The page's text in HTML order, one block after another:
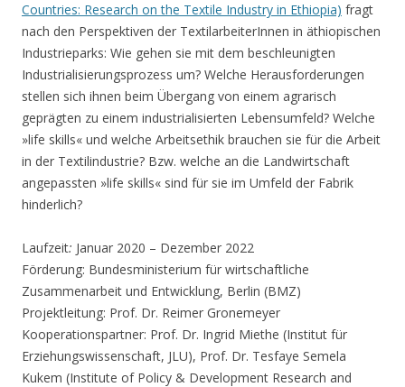
Countries: Research on the Textile Industry in Ethiopia) fragt
nach den Perspektiven der TextilarbeiterInnen in äthiopischen
Industrieparks: Wie gehen sie mit dem beschleunigten
Industrialisierungsprozess um? Welche Herausforderungen
stellen sich ihnen beim Übergang von einem agrarisch
geprägten zu einem industrialisierten Lebensumfeld? Welche
»life skills« und welche Arbeitsethik brauchen sie für die Arbeit
in der Textilindustrie? Bzw. welche an die Landwirtschaft
angepassten »life skills« sind für sie im Umfeld der Fabrik
hinderlich?
Laufzeit: Januar 2020 – Dezember 2022
Förderung: Bundesministerium für wirtschaftliche
Zusammenarbeit und Entwicklung, Berlin (BMZ)
Projektleitung: Prof. Dr. Reimer Gronemeyer
Kooperationspartner: Prof. Dr. Ingrid Miethe (Institut für
Erziehungswissenschaft, JLU), Prof. Dr. Tesfaye Semela
Kukem (Institute of Policy & Development Research and